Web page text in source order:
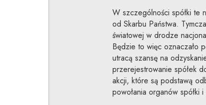
W szczególności spółki te
od Skarbu Państwa.
światowej w drodze
Będzie to więc oznaczało
utracą szansę na
przerejestrowanie spółek
akcji, które są podstawą
powołania organów spółki